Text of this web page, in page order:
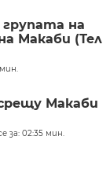
на
Макаби (Тел
Макаби
за: 02:35 мин.